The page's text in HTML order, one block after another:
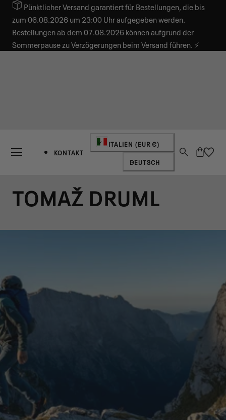
SPRINGEN
Pünktlicher Versand garantiert für Bestellungen, die bis
zum 06.08.2026 um 23:00 Uhr aufgegeben werden.
Bestellungen ab dem 07.08.2026 können aufgrund der
Sommerpause zu Verzögerungen beim Versand führen. ⚡
KONTAKT
Land/Region
ITALIEN (EUR €)
Sprache
DEUTSCH
Warenkorb
TOMAŽ DRUML